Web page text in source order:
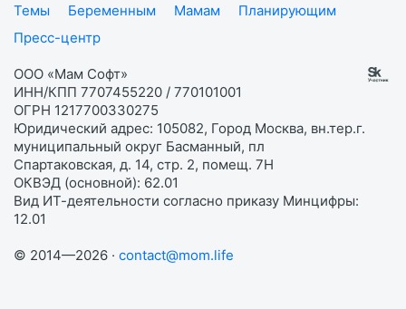
Темы
Беременным Мамам
Планирующим
Пресс-центр
ООО «Мам Софт»
ИНН/КПП 7707455220 / 770101001
ОГРН 1217700330275
Юридический адрес: 105082, Город Москва, вн.тер.г.
муниципальный округ Басманный, пл
Спартаковская, д. 14, стр. 2, помещ. 7Н
ОКВЭД (основной): 62.01
Вид ИТ-деятельности согласно приказу Минцифры:
12.01
© 2014—2026 · contact@mom.life